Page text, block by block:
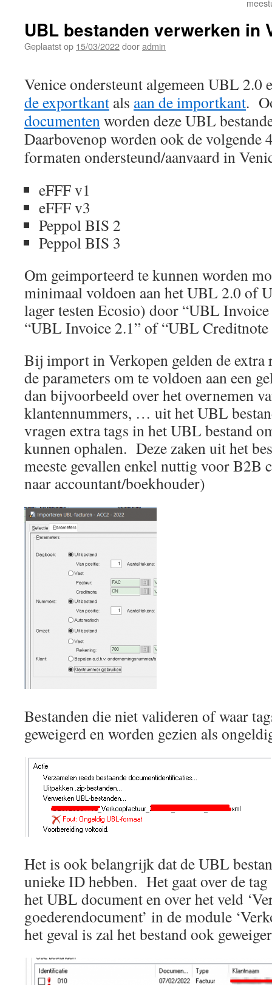
UBL bestanden verwerken in
Geplaatst op 15/03/2022dooradmin
Venice ondersteunt algemeen UBL
de exportkant als aan de importkant.
documentenworden deze UBL
Daarbovenop worden ook de volgende
formaten ondersteund/aanvaard in
eFFF v1
eFFF v3
Peppol BIS 2
Peppol BIS 3
Om geimporteerd te kunnen worden
minimaal voldoen aan het UBL 2.0 of
lager testen Ecosio) door “UBL
“UBL Invoice 2.1” of “UBL
Bij import in Verkopen gelden de extra
de parameters om te voldoen aan een
dan bijvoorbeeld over het overnemen
klantennummers, … uit het UBL
vragen extra tags in het UBL bestand
kunnen ophalen. Deze zaken uit het
meeste gevallen enkel nuttig voor
naar accountant/boekhouder)
Bestanden die niet valideren of waar
geweigerd en worden gezien als
Het is ook belangrijk dat de UBL
unieke ID hebben. Het gaat over de
het UBL document en over het veld
goederendocument’ in de module
het geval is zal het bestand ook